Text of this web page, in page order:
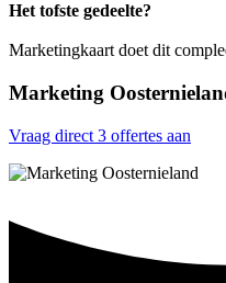
Het tofste gedeelte?
Marketingkaart doet dit
Marketing
Vraag direct 3 offertes aan